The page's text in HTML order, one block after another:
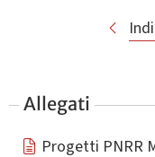
Allegati
Progetti PNRR